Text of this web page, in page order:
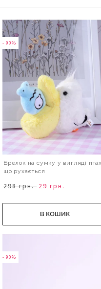
- 90%
Брелок на сумку у вигляді
що рухається
298 грн. 29 грн.
В КОШИК
- 90%